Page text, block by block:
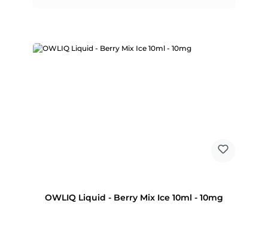
OWLIQ Liquid - Berry Mix Ice 10ml - 10mg